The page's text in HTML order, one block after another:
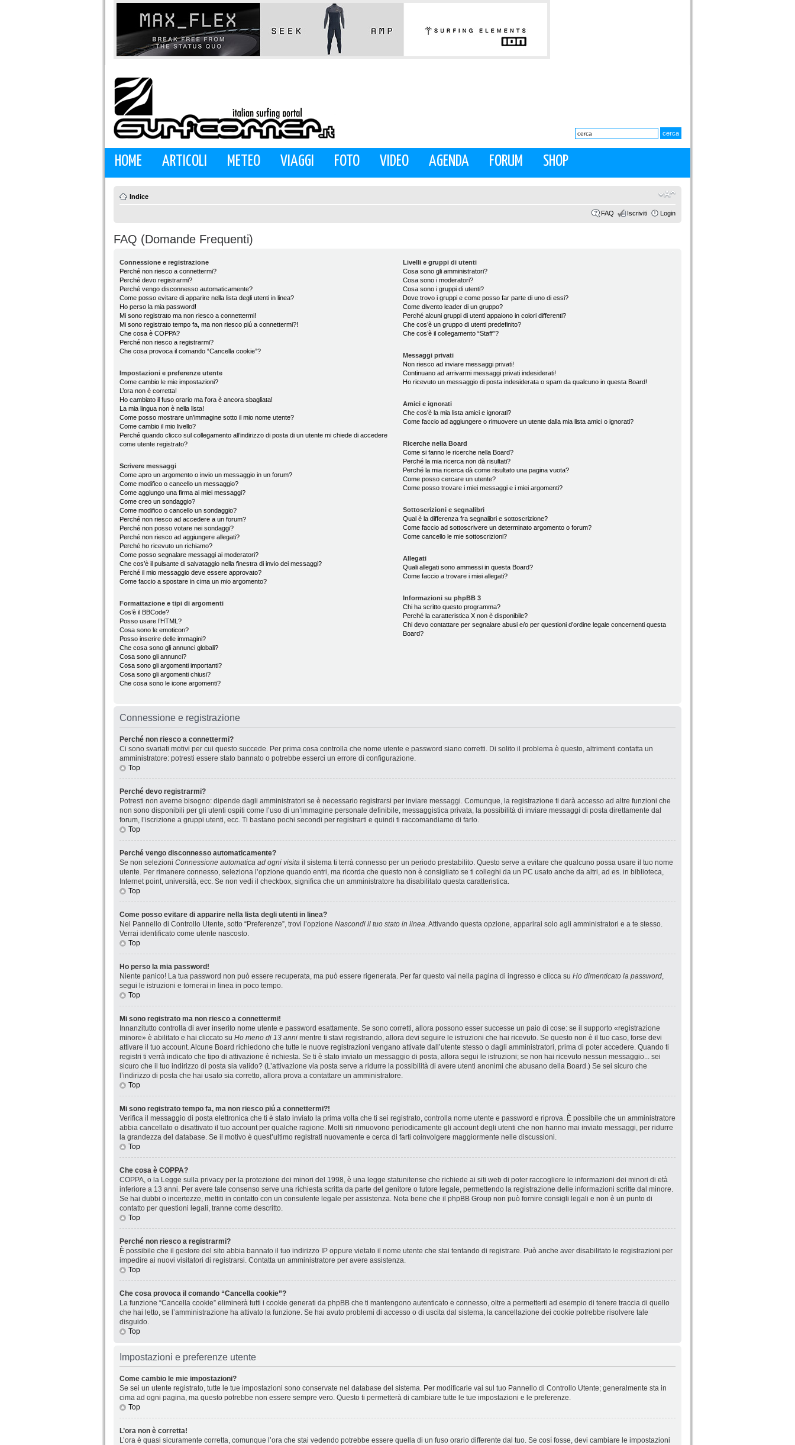
HOME ARTICOLI METEO VIAGGI FOTO VIDEO AGENDA FORUM SHOP
Indice
FAQ Iscriviti Login
FAQ (Domande Frequenti)
Connessione e registrazione
Perché non riesco a connettermi?
Perché devo registrarmi?
Perché vengo disconnesso automaticamente?
Come posso evitare di apparire nella lista degli utenti in linea?
Ho perso la mia password!
Mi sono registrato ma non riesco a connettermi!
Mi sono registrato tempo fa, ma non riesco piú a connettermi?!
Che cosa è COPPA?
Perché non riesco a registrarmi?
Che cosa provoca il comando “Cancella cookie”?
Impostazioni e preferenze utente
Come cambio le mie impostazioni?
L’ora non è corretta!
Ho cambiato il fuso orario ma l’ora è ancora sbagliata!
La mia lingua non è nella lista!
Come posso mostrare un’immagine sotto il mio nome utente?
Come cambio il mio livello?
Perché quando clicco sul collegamento all’indirizzo di posta di un utente mi chiede di accedere
come utente registrato?
Scrivere messaggi
Come apro un argomento o invio un messaggio in un forum?
Come modifico o cancello un messaggio?
Come aggiungo una firma ai miei messaggi?
Come creo un sondaggio?
Come modifico o cancello un sondaggio?
Perché non riesco ad accedere a un forum?
Perché non posso votare nei sondaggi?
Perché non riesco ad aggiungere allegati?
Perché ho ricevuto un richiamo?
Come posso segnalare messaggi ai moderatori?
Che cos’è il pulsante di salvataggio nella finestra di invio dei messaggi?
Perché il mio messaggio deve essere approvato?
Come faccio a spostare in cima un mio argomento?
Formattazione e tipi di argomenti
Cos’è il BBCode?
Posso usare l’HTML?
Cosa sono le emoticon?
Posso inserire delle immagini?
Che cosa sono gli annunci globali?
Cosa sono gli annunci?
Cosa sono gli argomenti importanti?
Cosa sono gli argomenti chiusi?
Che cosa sono le icone argomenti?
Livelli e gruppi di utenti
Cosa sono gli amministratori?
Cosa sono i moderatori?
Cosa sono i gruppi di utenti?
Dove trovo i gruppi e come posso far parte di uno di essi?
Come divento leader di un gruppo?
Perché alcuni gruppi di utenti appaiono in colori differenti?
Che cos’è un gruppo di utenti predefinito?
Che cos’è il collegamento “Staff”?
Messaggi privati
Non riesco ad inviare messaggi privati!
Continuano ad arrivarmi messaggi privati indesiderati!
Ho ricevuto un messaggio di posta indesiderata o spam da qualcuno in questa Board!
Amici e ignorati
Che cos’è la mia lista amici e ignorati?
Come faccio ad aggiungere o rimuovere un utente dalla mia lista amici o ignorati?
Ricerche nella Board
Come si fanno le ricerche nella Board?
Perché la mia ricerca non dà risultati?
Perché la mia ricerca dà come risultato una pagina vuota?
Come posso cercare un utente?
Come posso trovare i miei messaggi e i miei argomenti?
Sottoscrizioni e segnalibri
Qual è la differenza fra segnalibri e sottoscrizione?
Come faccio ad sottoscrivere un determinato argomento o forum?
Come cancello le mie sottoscrizioni?
Allegati
Quali allegati sono ammessi in questa Board?
Come faccio a trovare i miei allegati?
Informazioni su phpBB 3
Chi ha scritto questo programma?
Perché la caratteristica X non è disponibile?
Chi devo contattare per segnalare abusi e/o per questioni d’ordine legale concernenti questa
Board?
Connessione e registrazione
Perché non riesco a connettermi?
Ci sono svariati motivi per cui questo succede. Per prima cosa controlla che nome utente e password siano corretti. Di solito il problema è questo, altrimenti contatta un
amministratore: potresti essere stato bannato o potrebbe esserci un errore di configurazione.
Top
Perché devo registrarmi?
Potresti non averne bisogno: dipende dagli amministratori se è necessario registrarsi per inviare messaggi. Comunque, la registrazione ti darà accesso ad altre funzioni che
non sono disponibili per gli utenti ospiti come l’uso di un’immagine personale definibile, messaggistica privata, la possibilità di inviare messaggi di posta direttamente dal
forum, l’iscrizione a gruppi utenti, ecc. Ti bastano pochi secondi per registrarti e quindi ti raccomandiamo di farlo.
Top
Perché vengo disconnesso automaticamente?
Se non selezioni Connessione automatica ad ogni visita il sistema ti terrà connesso per un periodo prestabilito. Questo serve a evitare che qualcuno possa usare il tuo nome
utente. Per rimanere connesso, seleziona l’opzione quando entri, ma ricorda che questo non è consigliato se ti colleghi da un PC usato anche da altri, ad es. in biblioteca,
Internet point, università, ecc. Se non vedi il checkbox, significa che un amministratore ha disabilitato questa caratteristica.
Top
Come posso evitare di apparire nella lista degli utenti in linea?
Nel Pannello di Controllo Utente, sotto “Preferenze”, trovi l’opzione Nascondi il tuo stato in linea. Attivando questa opzione, apparirai solo agli amministratori e a te stesso.
Verrai identificato come utente nascosto.
Top
Ho perso la mia password!
Niente panico! La tua password non può essere recuperata, ma può essere rigenerata. Per far questo vai nella pagina di ingresso e clicca su Ho dimenticato la password,
segui le istruzioni e tornerai in linea in poco tempo.
Top
Mi sono registrato ma non riesco a connettermi!
Innanzitutto controlla di aver inserito nome utente e password esattamente. Se sono corretti, allora possono esser successe un paio di cose: se il supporto «registrazione
minore» è abilitato e hai cliccato su Ho meno di 13 anni mentre ti stavi registrando, allora devi seguire le istruzioni che hai ricevuto. Se questo non è il tuo caso, forse devi
attivare il tuo account. Alcune Board richiedono che tutte le nuove registrazioni vengano attivate dall’utente stesso o dagli amministratori, prima di poter accedere. Quando ti
registri ti verrà indicato che tipo di attivazione è richiesta. Se ti è stato inviato un messaggio di posta, allora segui le istruzioni; se non hai ricevuto nessun messaggio... sei
sicuro che il tuo indirizzo di posta sia valido? (L’attivazione via posta serve a ridurre la possibilità di avere utenti anonimi che abusano della Board.) Se sei sicuro che
l’indirizzo di posta che hai usato sia corretto, allora prova a contattare un amministratore.
Top
Mi sono registrato tempo fa, ma non riesco piú a connettermi?!
Verifica il messaggio di posta elettronica che ti è stato inviato la prima volta che ti sei registrato, controlla nome utente e password e riprova. È possibile che un amministratore
abbia cancellato o disattivato il tuo account per qualche ragione. Molti siti rimuovono periodicamente gli account degli utenti che non hanno mai inviato messaggi, per ridurre
la grandezza del database. Se il motivo è quest’ultimo registrati nuovamente e cerca di farti coinvolgere maggiormente nelle discussioni.
Top
Che cosa è COPPA?
COPPA, o la Legge sulla privacy per la protezione dei minori del 1998, è una legge statunitense che richiede ai siti web di poter raccogliere le informazioni dei minori di età
inferiore a 13 anni. Per avere tale consenso serve una richiesta scritta da parte del genitore o tutore legale, permettendo la registrazione delle informazioni scritte dal minore.
Se hai dubbi o incertezze, mettiti in contatto con un consulente legale per assistenza. Nota bene che il phpBB Group non può fornire consigli legali e non è un punto di
contatto per questioni legali, tranne come descritto.
Top
Perché non riesco a registrarmi?
È possibile che il gestore del sito abbia bannato il tuo indirizzo IP oppure vietato il nome utente che stai tentando di registrare. Può anche aver disabilitato le registrazioni per
impedire ai nuovi visitatori di registrarsi. Contatta un amministratore per avere assistenza.
Top
Che cosa provoca il comando “Cancella cookie”?
La funzione “Cancella cookie” eliminerà tutti i cookie generati da phpBB che ti mantengono autenticato e connesso, oltre a permetterti ad esempio di tenere traccia di quello
che hai letto, se l’amministrazione ha attivato la funzione. Se hai avuto problemi di accesso o di uscita dal sistema, la cancellazione dei cookie potrebbe risolvere tale
disguido.
Top
Impostazioni e preferenze utente
Come cambio le mie impostazioni?
Se sei un utente registrato, tutte le tue impostazioni sono conservate nel database del sistema. Per modificarle vai sul tuo Pannello di Controllo Utente; generalmente sta in
cima ad ogni pagina, ma questo potrebbe non essere sempre vero. Questo ti permetterà di cambiare tutte le tue impostazioni e le preferenze.
Top
L’ora non è corretta!
L’ora è quasi sicuramente corretta, comunque l’ora che stai vedendo potrebbe essere quella di un fuso orario differente dal tuo. Se cosí fosse, devi cambiare le impostazioni